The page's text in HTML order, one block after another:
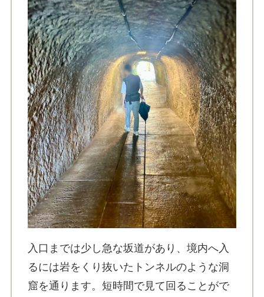
入口までは少し急な坂道があり、境内へ入
るには岩をくり抜いたトンネルのような洞
窟を通ります。短時間で見て回ることがで